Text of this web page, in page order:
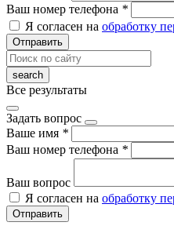
Ваш номер телефона *
Я согласен на обработку
Отправить
Все результаты
Задать вопрос
Ваше имя *
Ваш номер телефона *
Ваш вопрос
Я согласен на обработку
Отправить